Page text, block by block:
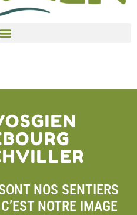
NOS SENTIERS
NOTRE IMAGE